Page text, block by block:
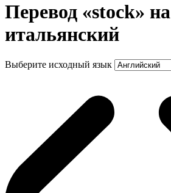
Перевод «stock» на
итальянский
Выберите исходный язык